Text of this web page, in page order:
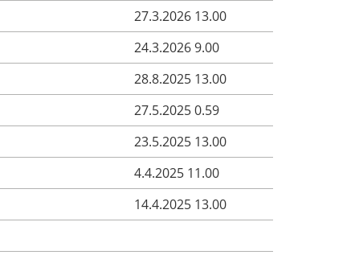
27.3.2026 13.00
24.3.2026 9.00
28.8.2025 13.00
27.5.2025 0.59
23.5.2025 13.00
4.4.2025 11.00
14.4.2025 13.00